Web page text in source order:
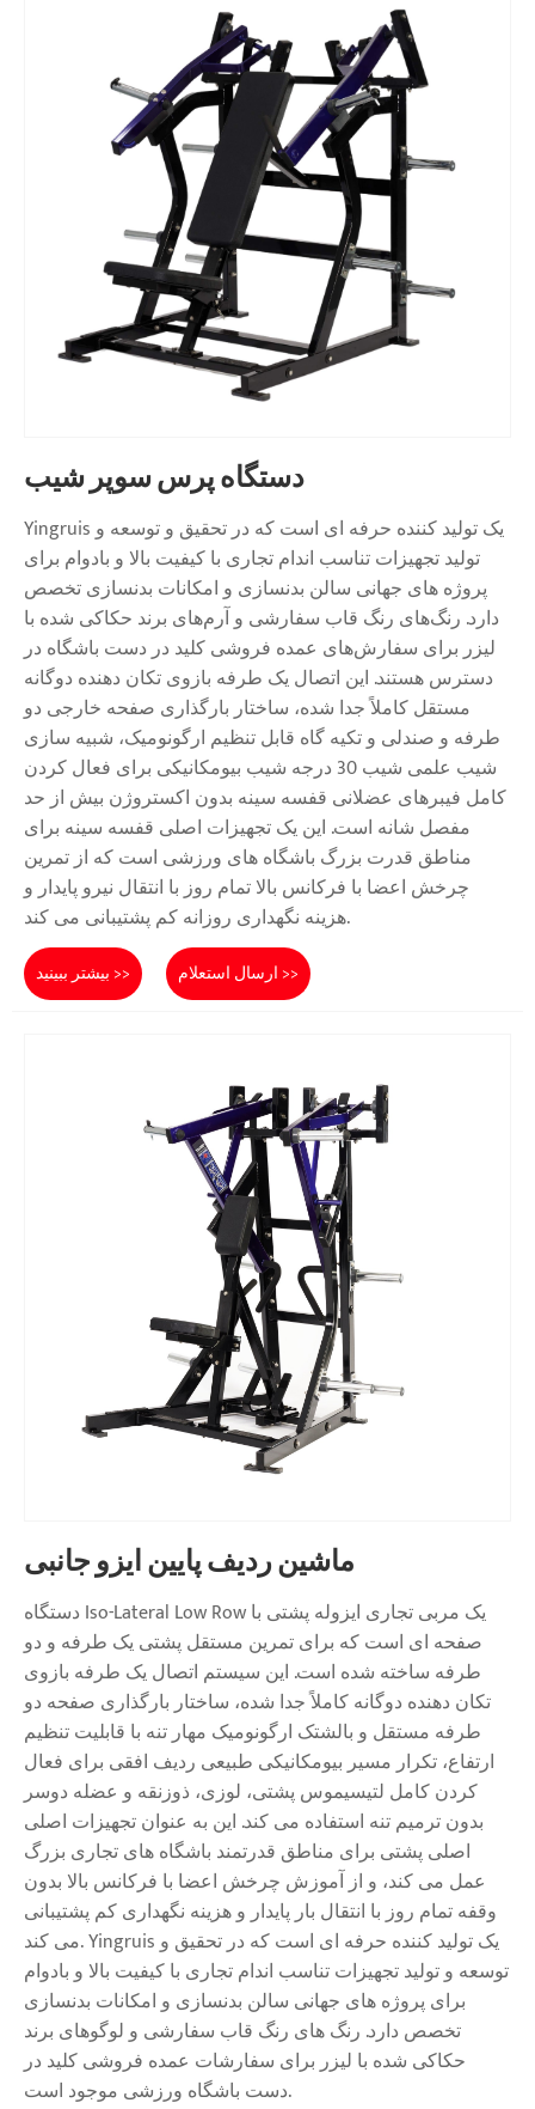
دستگاه پرس سوپر شیب
Yingruis یک تولید کننده حرفه ای است که در تحقیق و توسعه و
تولید تجهیزات تناسب اندام تجاری با کیفیت بالا و بادوام برای
پروژه های جهانی سالن بدنسازی و امکانات بدنسازی تخصص
دارد. رنگ‌های رنگ قاب سفارشی و آرم‌های برند حکاکی شده با
لیزر برای سفارش‌های عمده فروشی کلید در دست باشگاه در
دسترس هستند. این اتصال یک طرفه بازوی تکان دهنده دوگانه
مستقل کاملاً جدا شده، ساختار بارگذاری صفحه خارجی دو
طرفه و صندلی و تکیه گاه قابل تنظیم ارگونومیک، شبیه سازی
شیب علمی شیب 30 درجه شیب بیومکانیکی برای فعال کردن
کامل فیبرهای عضلانی قفسه سینه بدون اکستروژن بیش از حد
مفصل شانه است. این یک تجهیزات اصلی قفسه سینه برای
مناطق قدرت بزرگ باشگاه های ورزشی است که از تمرین
چرخش اعضا با فرکانس بالا تمام روز با انتقال نیرو پایدار و
هزینه نگهداری روزانه کم پشتیبانی می کند.
بیشتر ببینید >> ارسال استعلام >>
ماشین ردیف پایین ایزو جانبی
دستگاه Iso-Lateral Low Row یک مربی تجاری ایزوله پشتی با
صفحه ای است که برای تمرین مستقل پشتی یک طرفه و دو
طرفه ساخته شده است. این سیستم اتصال یک طرفه بازوی
تکان دهنده دوگانه کاملاً جدا شده، ساختار بارگذاری صفحه دو
طرفه مستقل و بالشتک ارگونومیک مهار تنه با قابلیت تنظیم
ارتفاع، تکرار مسیر بیومکانیکی طبیعی ردیف افقی برای فعال
کردن کامل لتیسیموس پشتی، لوزی، ذوزنقه و عضله دوسر
بدون ترمیم تنه استفاده می کند. این به عنوان تجهیزات اصلی
اصلی پشتی برای مناطق قدرتمند باشگاه های تجاری بزرگ
عمل می کند، و از آموزش چرخش اعضا با فرکانس بالا بدون
وقفه تمام روز با انتقال بار پایدار و هزینه نگهداری کم پشتیبانی
می کند. Yingruis یک تولید کننده حرفه ای است که در تحقیق و
توسعه و تولید تجهیزات تناسب اندام تجاری با کیفیت بالا و بادوام
برای پروژه های جهانی سالن بدنسازی و امکانات بدنسازی
تخصص دارد. رنگ های رنگ قاب سفارشی و لوگوهای برند
حکاکی شده با لیزر برای سفارشات عمده فروشی کلید در
دست باشگاه ورزشی موجود است.